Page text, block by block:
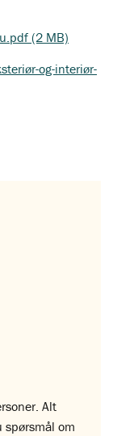
(2 MB)
og-interiør-
Alt
spørsmål om